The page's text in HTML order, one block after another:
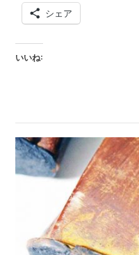
ン
用
加
工
済
み
ベ
ー
シェア
いいね: